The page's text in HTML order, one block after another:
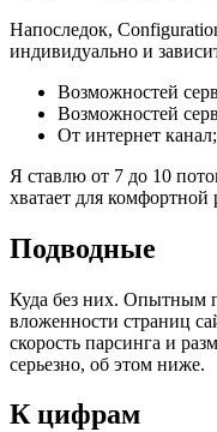
Напоследок,
индивидуально и
Возможностей
Возможностей
От интернет канал;
Я ставлю от 7 до 10
хватает для комфортной
Подводные
Куда без них. Опытным
вложенности страниц
скорость парсинга и
серьезно, об этом ниже.
К цифрам